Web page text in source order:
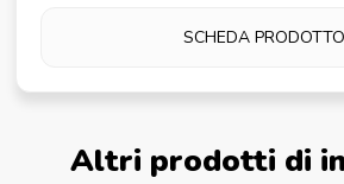
SCHEDA
Altri prodotti di